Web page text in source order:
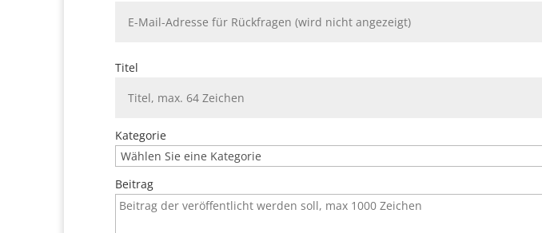
Titel
Kategorie
Beitrag